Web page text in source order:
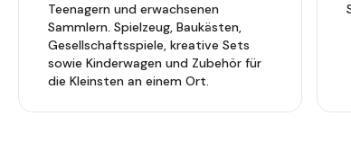
Teenagern und erwachsenen
Sammlern. Spielzeug, Baukästen,
Gesellschaftsspiele, kreative Sets
sowie Kinderwagen und Zubehör für
die Kleinsten an einem Ort.